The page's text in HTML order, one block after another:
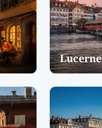
Lucerne